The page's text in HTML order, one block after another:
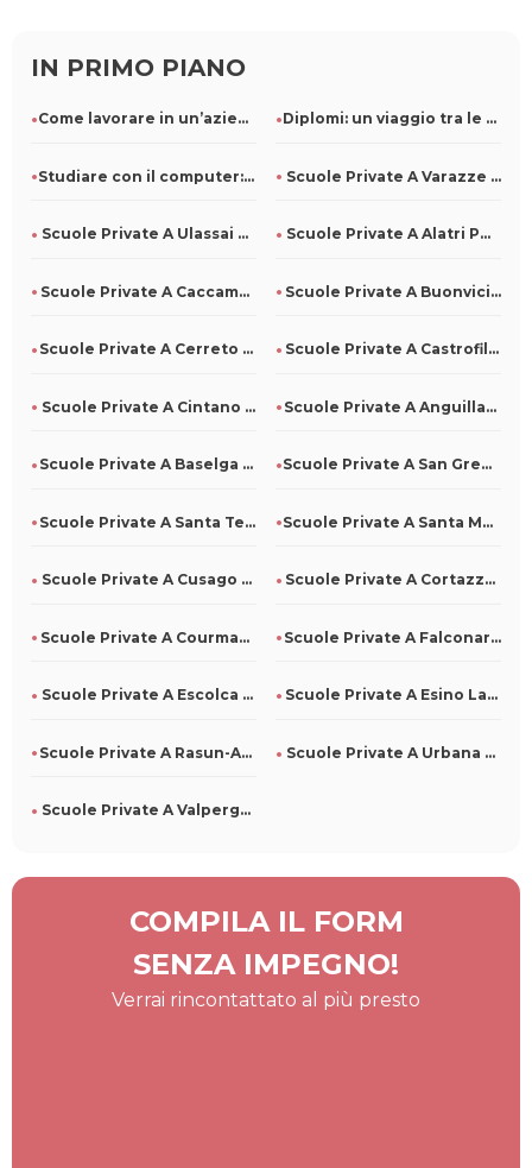
IN PRIMO PIANO
Come lavorare in un’azienda di pulizie: ruoli e competenze r Diplomi: un viaggio tra le diverse specializzazioni
Studiare con il computer: come usarlo al meglio Scuole Private A Varazze Per Tutti
Scuole Private A Ulassai Per Tutti Scuole Private A Alatri Per Tutti
Scuole Private A Caccamo Per Tutti Scuole Private A Buonvicino Per Tutti
Scuole Private A Cerreto Di Spoleto Per Tutti Scuole Private A Castrofilippo Per Tutti
Scuole Private A Cintano Per Tutti Scuole Private A Anguillara Veneta Per Tutti
Scuole Private A Baselga Di Pinè Per Tutti Scuole Private A San Gregorio D'Ippona Per Tutti
Scuole Private A Santa Teresa Di Riva Per Tutti Scuole Private A Santa Maria La Carità Per Tutti
Scuole Private A Cusago Per Tutti Scuole Private A Cortazzone Per Tutti
Scuole Private A Courmayeur Per Tutti Scuole Private A Falconara Albanese Per Tutti
Scuole Private A Escolca Per Tutti Scuole Private A Esino Lario Per Tutti
Scuole Private A Rasun-Anterselva Per Tutti Scuole Private A Urbana Per Tutti
Scuole Private A Valperga Per Tutti
COMPILA IL FORM
SENZA IMPEGNO!
Verrai rincontattato al più presto